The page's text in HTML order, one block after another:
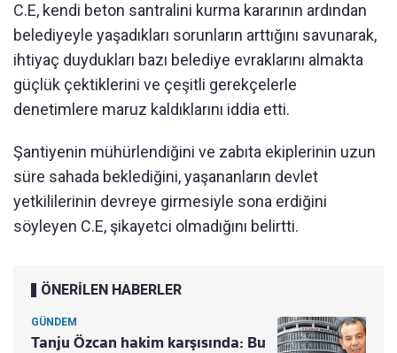
C.E, kendi beton santralini kurma kararının ardından
belediyeyle yaşadıkları sorunların arttığını savunarak,
ihtiyaç duydukları bazı belediye evraklarını almakta
güçlük çektiklerini ve çeşitli gerekçelerle
denetimlere maruz kaldıklarını iddia etti.
Şantiyenin mühürlendiğini ve zabıta ekiplerinin uzun
süre sahada beklediğini, yaşananların devlet
yetkililerinin devreye girmesiyle sona erdiğini
söyleyen C.E, şikayetci olmadığını belirtti.
ÖNERİLEN HABERLER
GÜNDEM
Tanju Özcan hakim karşısında: Bu